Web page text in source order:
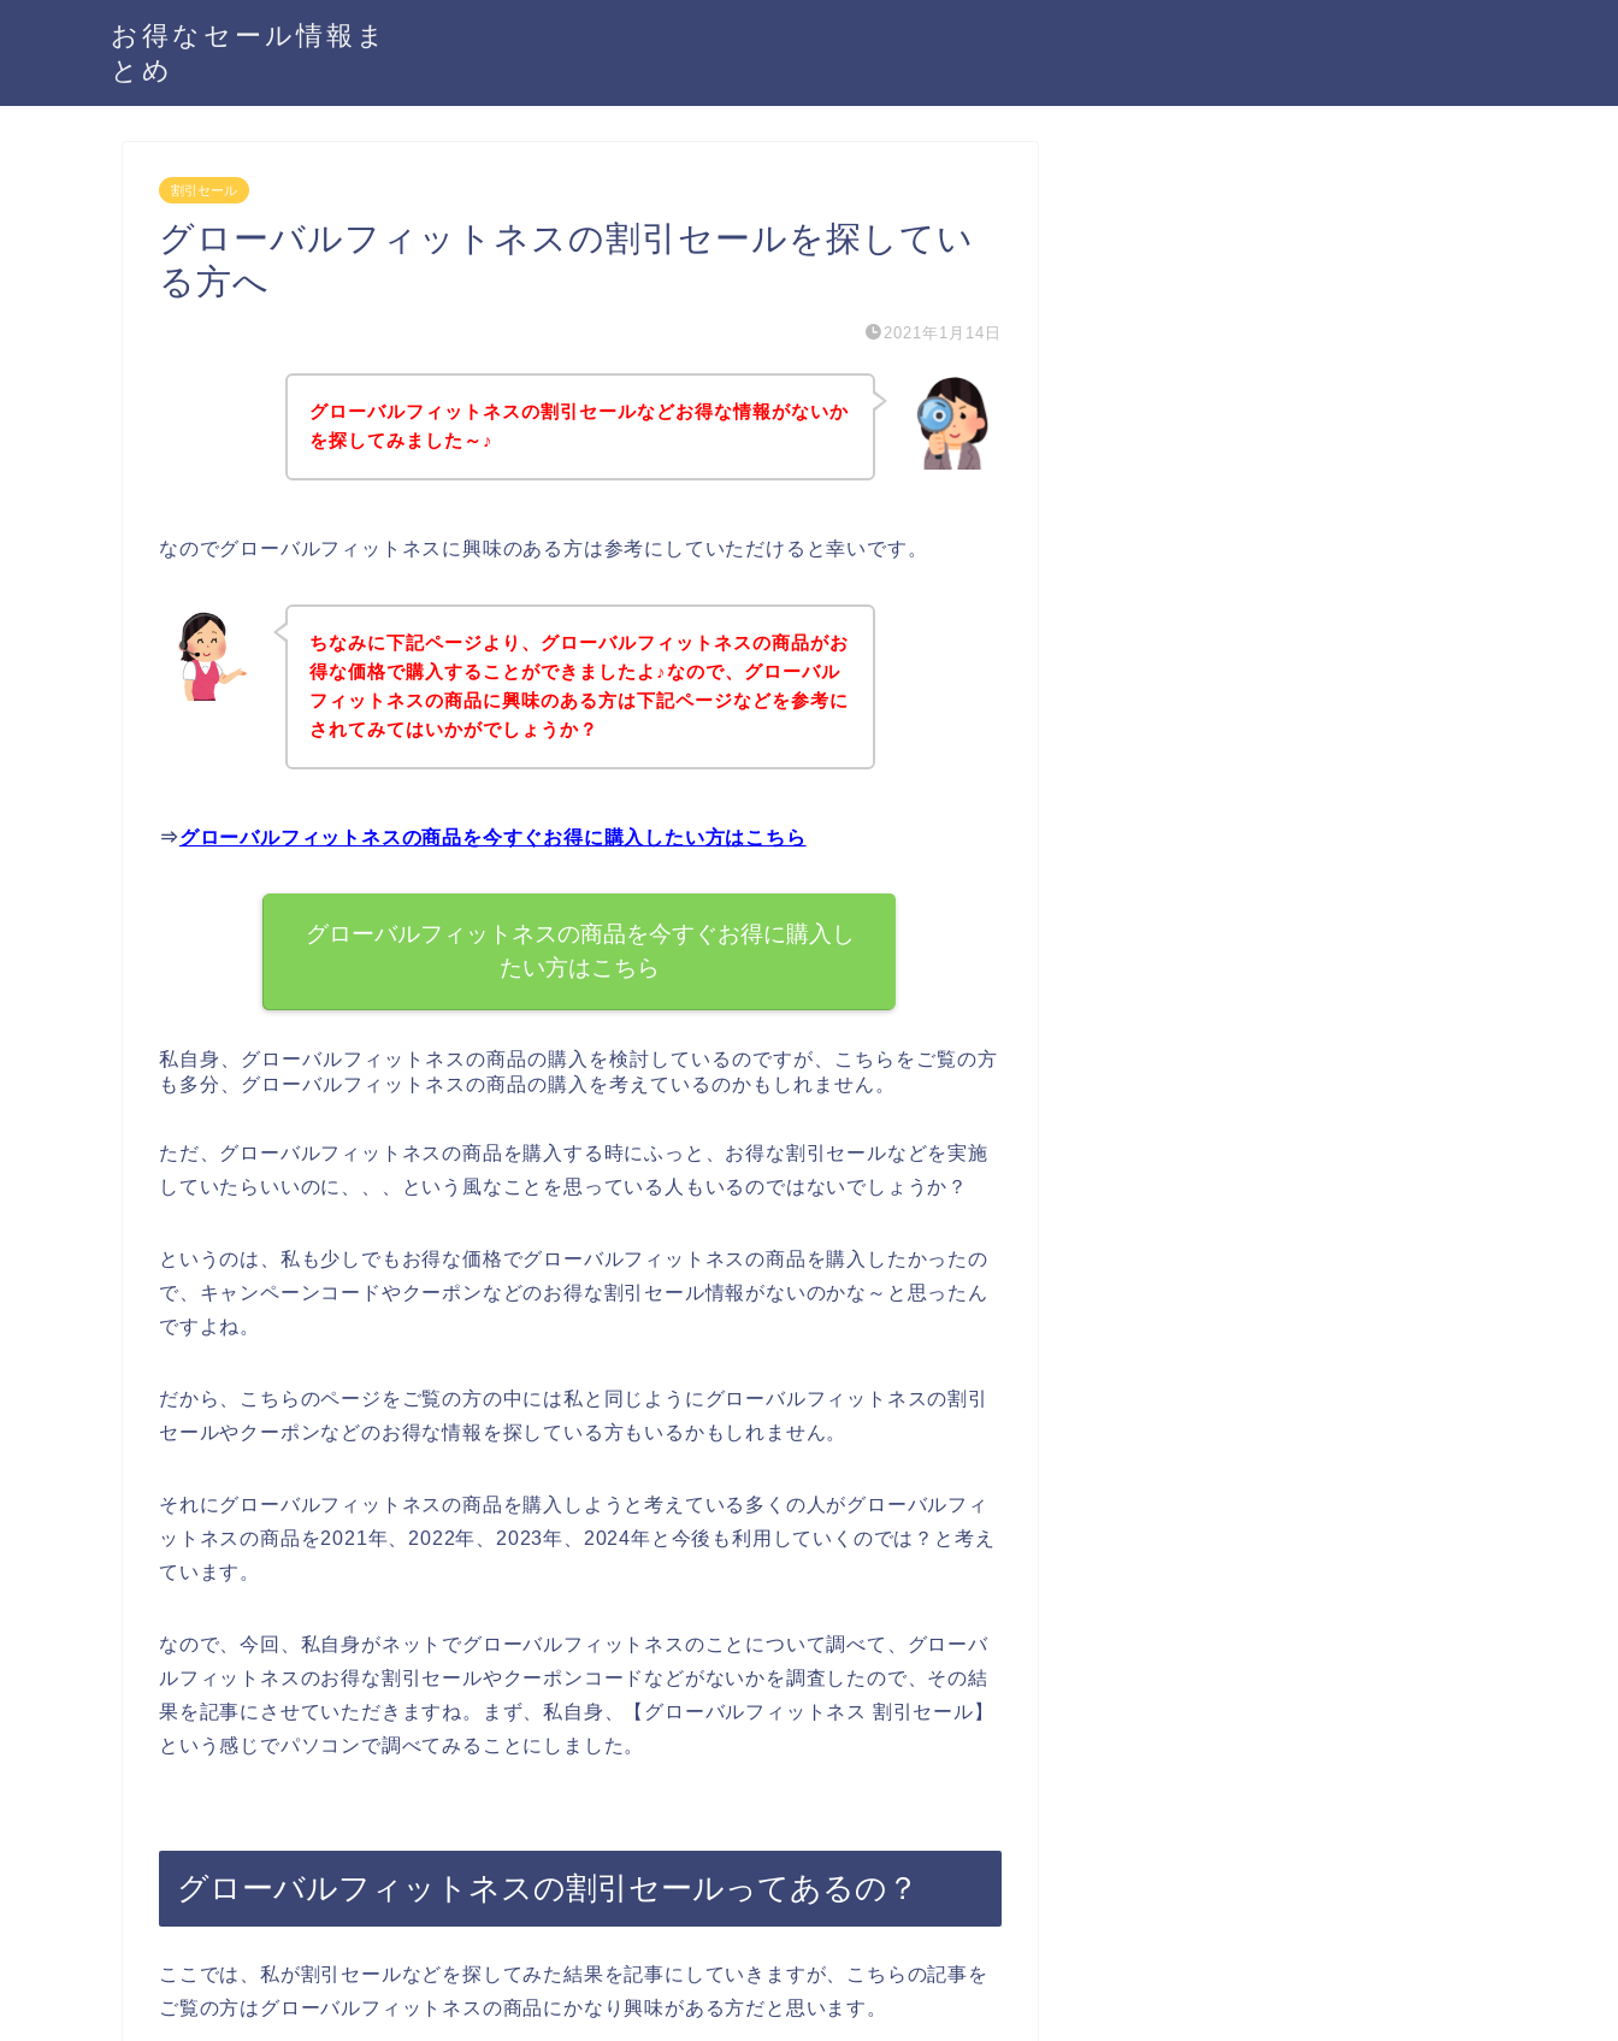
お得なセール情報ま
とめ
割引セール
グローバルフィットネスの割引セールを探してい
る方へ
2021年1月14日
グローバルフィットネスの割引セールなどお得な情報がないか
を探してみました～♪
なのでグローバルフィットネスに興味のある方は参考にしていただけると幸いです。
ちなみに下記ページより、グローバルフィットネスの商品がお
得な価格で購入することができましたよ♪なので、グローバル
フィットネスの商品に興味のある方は下記ページなどを参考に
されてみてはいかがでしょうか？
⇒グローバルフィットネスの商品を今すぐお得に購入したい方はこちら
グローバルフィットネスの商品を今すぐお得に購入し
たい方はこちら
私自身、グローバルフィットネスの商品の購入を検討しているのですが、こちらをご覧の方
も多分、グローバルフィットネスの商品の購入を考えているのかもしれません。
ただ、グローバルフィットネスの商品を購入する時にふっと、お得な割引セールなどを実施
していたらいいのに、、、という風なことを思っている人もいるのではないでしょうか？
というのは、私も少しでもお得な価格でグローバルフィットネスの商品を購入したかったの
で、キャンペーンコードやクーポンなどのお得な割引セール情報がないのかな～と思ったん
ですよね。
だから、こちらのページをご覧の方の中には私と同じようにグローバルフィットネスの割引
セールやクーポンなどのお得な情報を探している方もいるかもしれません。
それにグローバルフィットネスの商品を購入しようと考えている多くの人がグローバルフィ
ットネスの商品を2021年、2022年、2023年、2024年と今後も利用していくのでは？と考え
ています。
なので、今回、私自身がネットでグローバルフィットネスのことについて調べて、グローバ
ルフィットネスのお得な割引セールやクーポンコードなどがないかを調査したので、その結
果を記事にさせていただきますね。まず、私自身、【グローバルフィットネス 割引セール】
という感じでパソコンで調べてみることにしました。
グローバルフィットネスの割引セールってあるの？
ここでは、私が割引セールなどを探してみた結果を記事にしていきますが、こちらの記事を
ご覧の方はグローバルフィットネスの商品にかなり興味がある方だと思います。